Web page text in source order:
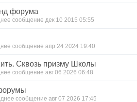
форума
сообщение дек 10 2015 05:55
сообщение апр 24 2024 19:40
Сквозь призму Школы
сообщение авг 06 2026 06:48
сообщение авг 07 2026 17:45